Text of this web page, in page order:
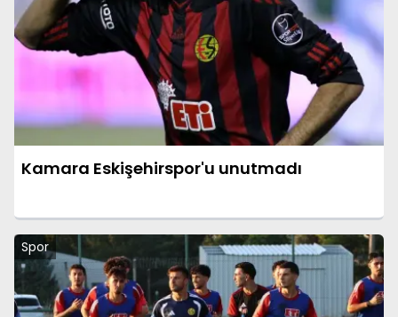
Kamara Eskişehirspor'u unutmadı
Spor